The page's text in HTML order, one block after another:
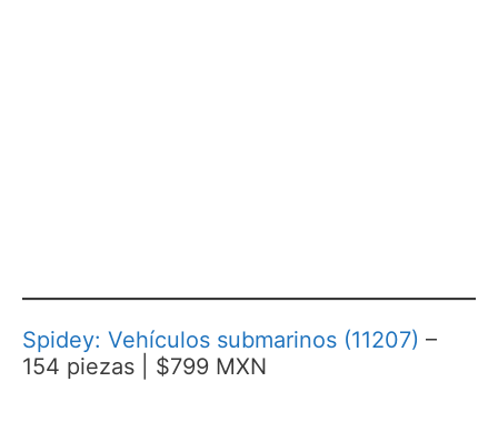
Spidey: Vehículos submarinos (11207) –
154 piezas | $799 MXN